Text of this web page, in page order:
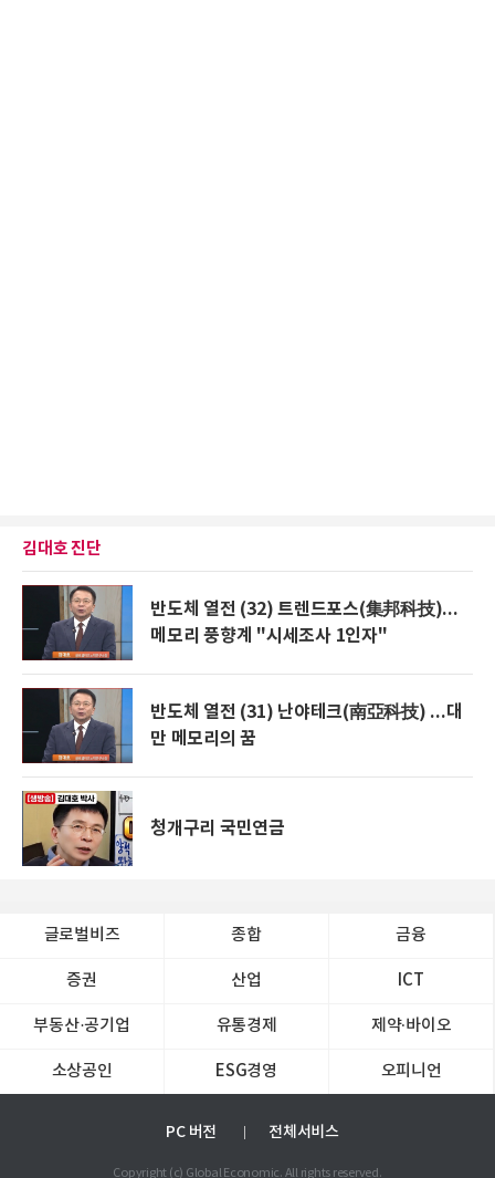
김대호 진단
반도체 열전 (32) 트렌드포스(集邦科技)...
메모리 풍향계 "시세조사 1인자"
반도체 열전 (31) 난야테크(南亞科技) ...대
만 메모리의 꿈
청개구리 국민연금
글로벌비즈 종합 금융
증권 산업 ICT
부동산·공기업 유통경제 제약∙바이오
소상공인 ESG경영 오피니언
PC 버전 전체서비스
Copyright (c) Global Economic. All rights reserved.